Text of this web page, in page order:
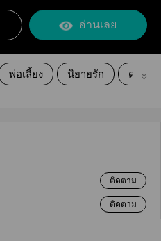
อ่านเลย
พ่อเลี้ยง นิยายรัก ดราม่า
ติดตาม
ติดตาม